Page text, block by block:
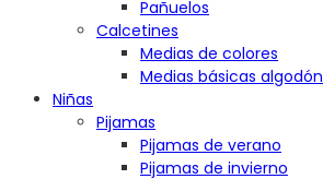
Pañuelos
Calcetines
Medias de colores
Medias básicas algodón
Niñas
Pijamas
Pijamas de verano
Pijamas de invierno